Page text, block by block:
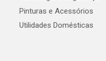
Pinturas e Acessórios
Utilidades Domésticas